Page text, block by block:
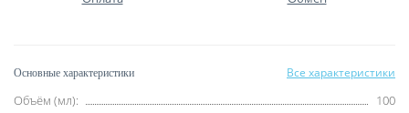
Основные характеристики Все характеристики
Объём (мл):
100